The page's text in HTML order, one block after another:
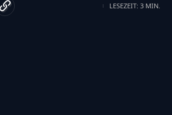
LESEZEIT: 3 MIN.